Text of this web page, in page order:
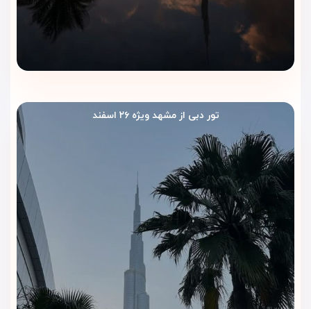
تور دبی از مشهد ویژه ۲۶ اسفند